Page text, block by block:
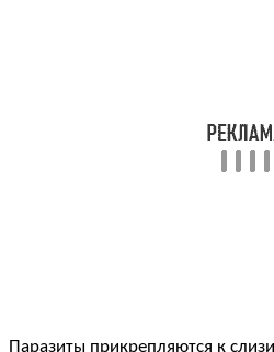
Паразиты прикрепляются к